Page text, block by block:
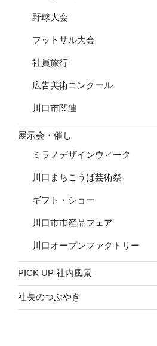
野球大会
フットサル大会
社員旅行
広告美術コンクール
川口市関連
展示会・催し
ミラノデザインウィーク
川口まちこうば芸術祭
ギフト・ショー
川口市市産品フェア
川口オープンファクトリー
PICK UP 社内風景
社長のつぶやき